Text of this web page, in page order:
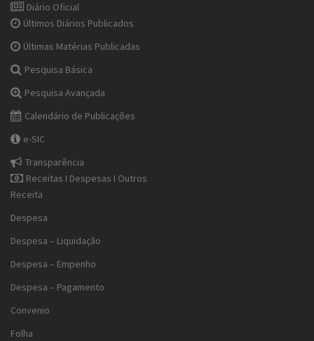
Diário Oficial
Últimos Diários Publicados
Últimas Matérias Publicadas
Pesquisa Básica
Pesquisa Avançada
Calendário de Publicações
e-SIC
Transparência
Receitas I Despesas I Outros
Receita
Despesa
Despesa – Liquidação
Despesa – Empenho
Despesa – Pagamento
Convenio
Folha